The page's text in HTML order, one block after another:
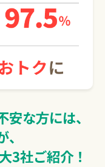
付
りする
な方には、
3社ご紹介！